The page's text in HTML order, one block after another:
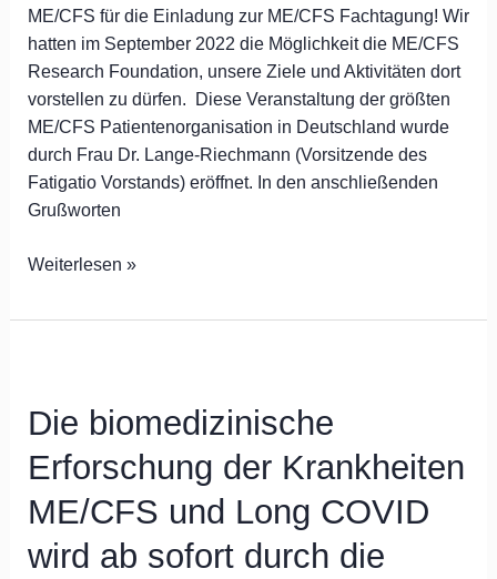
ME/CFS für die Einladung zur ME/CFS Fachtagung! Wir
hatten im September 2022 die Möglichkeit die ME/CFS
Research Foundation, unsere Ziele und Aktivitäten dort
vorstellen zu dürfen. Diese Veranstaltung der größten
ME/CFS Patientenorganisation in Deutschland wurde
durch Frau Dr. Lange-Riechmann (Vorsitzende des
Fatigatio Vorstands) eröffnet. In den anschließenden
Grußworten
Weiterlesen »
Die biomedizinische
Erforschung der Krankheiten
ME/CFS und Long COVID
wird ab sofort durch die
Erforschung
Krankheiten
ME/CFS
und
Long